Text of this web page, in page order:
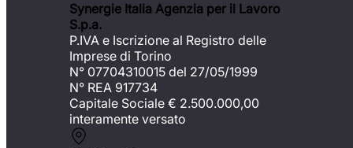
Synergie Italia Agenzia per il Lavoro
S.p.a.
P.IVA e Iscrizione al Registro delle
Imprese di Torino
N° 07704310015 del 27/05/1999
N° REA 917734
Capitale Sociale € 2.500.000,00
interamente versato